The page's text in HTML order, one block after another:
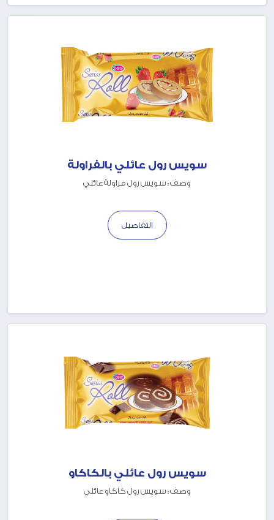
سويس رول عائلي بالفراولة
وصف : سويس رول فراولة عائلي
التفاصيل
سويس رول عائلي بالكاكاو
وصف : سويس رول كاكاو عائلي